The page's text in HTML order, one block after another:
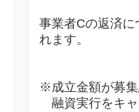
事業者Cの返済
れます。
※成立金額が募
融資実行をキャ